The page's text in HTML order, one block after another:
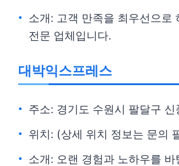
소개: 고객 만족을 최우선으로
전문 업체입니다.
대박익스프레스
주소: 경기도 수원시 팔달구 신
위치: (상세 위치 정보는 문의
소개: 오랜 경험과 노하우를